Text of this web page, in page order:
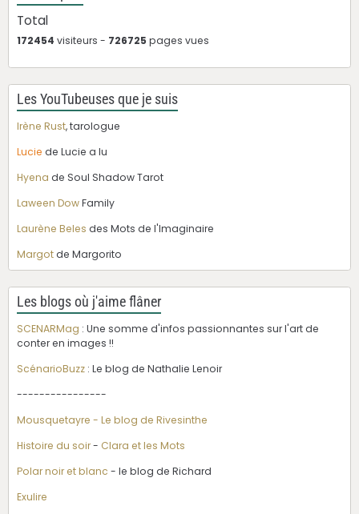
Total
172454 visiteurs - 726725 pages vues
Les YouTubeuses que je suis
Irène Rust, tarologue
Lucie de Lucie a lu
Hyena de Soul Shadow Tarot
Laween DowFamily
Laurène Beles des Mots de l'Imaginaire
Margotde Margorito
Les blogs où j'aime flâner
SCENARMag : Une somme d'infos passionnantes sur l'art de
conter en images !!
ScénarioBuzz : Le blog de Nathalie Lenoir
----------------
Mousquetayre - Le blog de Rivesinthe
Histoire du soir- Clara et les Mots
Polar noir et blanc - le blog de Richard
Exulire